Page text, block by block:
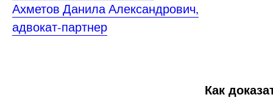
Ахметов Данила Александрович,
адвокат-партнер
Как